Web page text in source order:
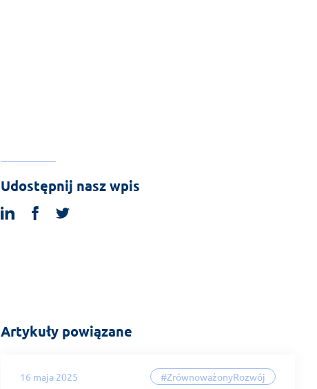
Udostępnij nasz wpis
linkedinfacebook
Artykuły powiązane
16 maja 2025 #ZrównoważonyRozwój